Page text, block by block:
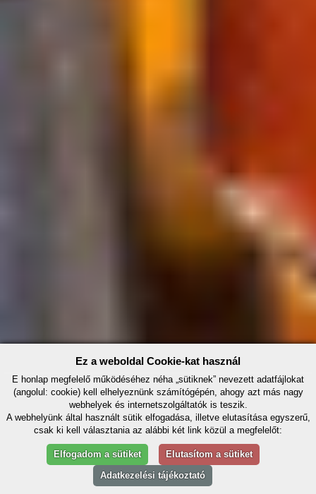
Ez a weboldal Cookie-kat használ
E honlap megfelelő működéséhez néha „sütiknek” nevezett adatfájlokat
(angolul: cookie) kell elhelyeznünk számítógépén, ahogy azt más nagy
webhelyek és internetszolgáltatók is teszik.
A webhelyünk által használt sütik elfogadása, illetve elutasítása egyszerű,
csak ki kell választania az alábbi két link közül a megfelelőt:
Elfogadom a sütiket
Elutasítom a sütiket
Adatkezelési tájékoztató